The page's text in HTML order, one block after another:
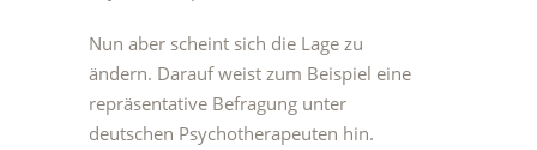
Nun aber scheint sich die Lage zu
ändern. Darauf weist zum Beispiel eine
repräsentative Befragung unter
deutschen Psychotherapeuten hin.